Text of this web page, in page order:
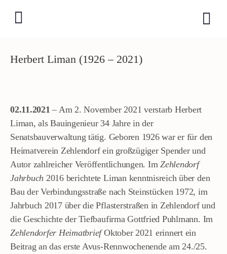
Herbert Liman (1926 – 2021)
02.11.2021 – Am 2. November 2021 verstarb Herbert
Liman, als Bauingenieur 34 Jahre in der
Senatsbauverwaltung tätig. Geboren 1926 war er für den
Heimatverein Zehlendorf ein großzügiger Spender und
Autor zahlreicher Veröffentlichungen. ImZehlendorf
Jahrbuch 2016 berichtete Liman kenntnisreich über den
Bau der Verbindungsstraße nach Steinstücken 1972, im
Jahrbuch 2017 über die Pflasterstraßen in Zehlendorf und
die Geschichte der Tiefbaufirma Gottfried Puhlmann. Im
Zehlendorfer HeimatbriefOktober 2021 erinnert ein
Beitrag an das erste Avus-Rennwochenende am 24./25.